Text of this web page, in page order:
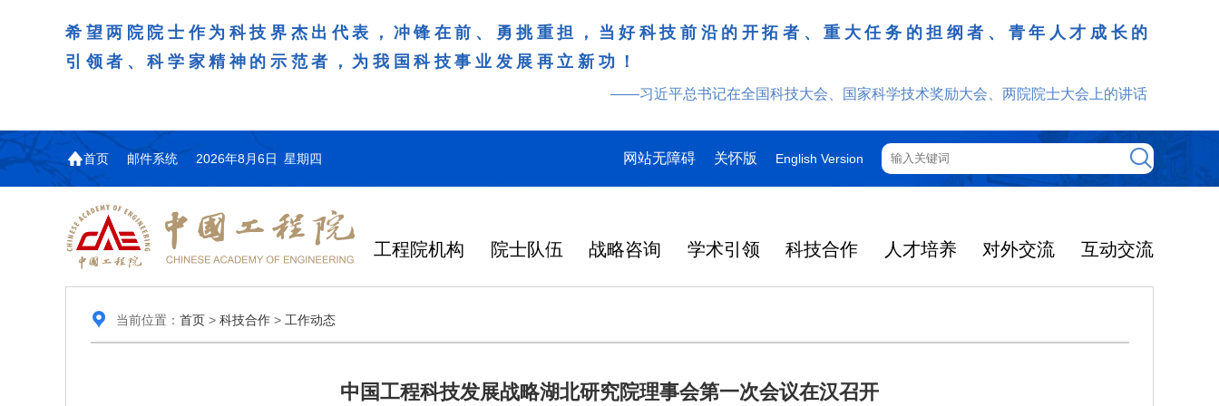
希望两院院士作为科技界杰出代表，冲锋在前、勇挑重担，当好科技前沿的开拓者、重大任务的担纲者、青年人才成长的
引领者、科学家精神的示范者，为我国科技事业发展再立新功！
——习近平总书记在全国科技大会、国家科学技术奖励大会、两院院士大会上的讲话
首页 邮件系统 2026年8月6日 星期四 网站无障碍 关怀版 English Version
工程院机构 院士队伍 战略咨询 学术引领 科技合作 人才培养 对外交流 互动交流
当前位置： 首页> 科技合作> 工作动态
中国工程科技发展战略湖北研究院理事会第一次会议在汉召开